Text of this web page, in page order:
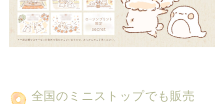
全国のミニストップでも販売